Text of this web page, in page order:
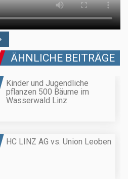
ÄHNLICHE BEITRÄGE
Kinder und Jugendliche
pflanzen 500 Bäume im
Wasserwald Linz
HC LINZ AG vs. Union Leoben